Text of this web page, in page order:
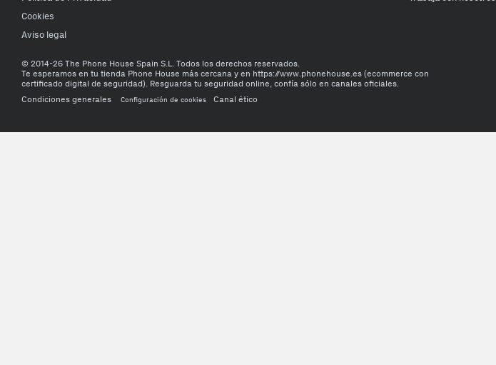
Cookies
Aviso legal
© 2014-26 The Phone House Spain S.L. Todos los derechos reservados.
Te esperamos en tu tienda Phone House más cercana y en https://www.phonehouse.es (ecommerce con
certificado digital de seguridad). Resguarda tu seguridad online, confía sólo en canales oficiales.
Condiciones generales
Configuración de cookies Canal ético